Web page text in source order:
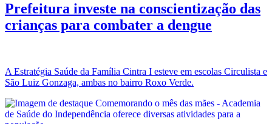
Prefeitura investe na conscientização das
crianças para combater a dengue
A Estratégia Saúde da Família Cintra I esteve em escolas Circulista e
São Luiz Gonzaga, ambas no bairro Roxo Verde.